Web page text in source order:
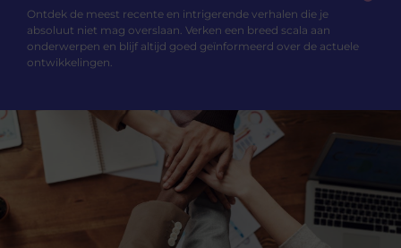
Ontdek de meest recente en intrigerende verhalen die je
absoluut niet mag overslaan. Verken een breed scala aan
onderwerpen en blijf altijd goed geïnformeerd over de actuele
ontwikkelingen.